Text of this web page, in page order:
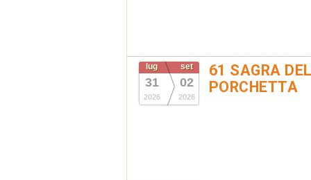
lug
31
2026
set
02
2026
61 SAGRA
PORCHETTA